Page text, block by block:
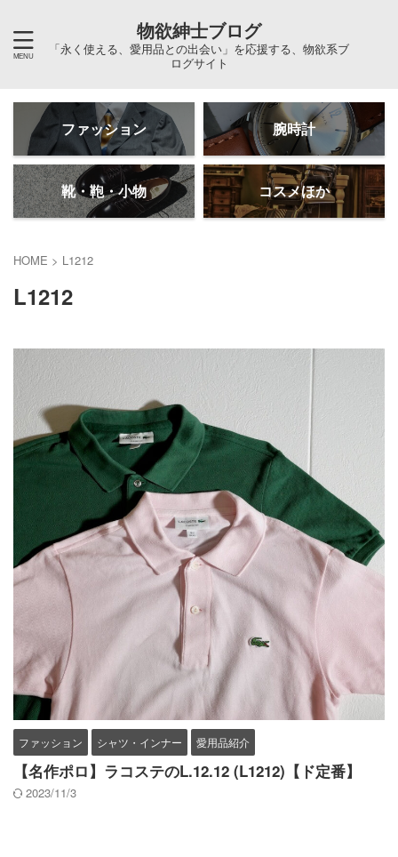
物欲紳士ブログ
「永く使える、愛用品との出会い」を応援する、物欲系ブ
ログサイト
ファッション 腕時計
靴・鞄・小物 コスメほか
HOME > L1212
L1212
ファッション シャツ・インナー 愛用品紹介
【名作ポロ】ラコステのL.12.12 (L1212)【ド定番】
2023/11/3